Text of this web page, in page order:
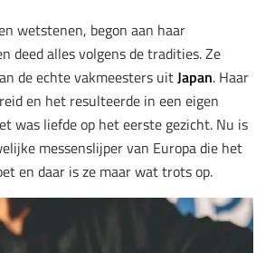
wetstenen, begon aan haar
deed alles volgens de tradities. Ze
de echte vakmeesters uitJapan. Haar
en het resulteerde in een eigen
was liefde op het eerste gezicht. Nu is
messenslijper van Europa die het
en daar is ze maar wat trots op.